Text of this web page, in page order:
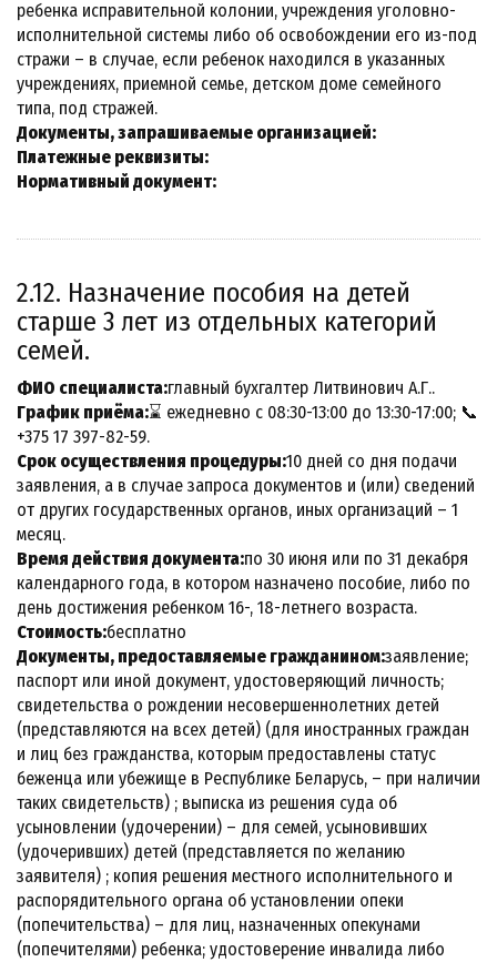
ребенка исправительной колонии, учреждения уголовно-
исполнительной системы либо об освобождении его из-под
стражи – в случае, если ребенок находился в указанных
учреждениях, приемной семье, детском доме семейного
типа, под стражей.
Документы, запрашиваемые организацией:
Платежные реквизиты:
Нормативный документ:
2.12. Назначение пособия на детей
старше 3 лет из отдельных категорий
семей.
ФИО специалиста:главный бухгалтер Литвинович А.Г..
График приёма:⌛ ежедневно с 08:30-13:00 до 13:30-17:00; 📞
+375 17 397-82-59.
Срок осуществления процедуры:10 дней со дня подачи
заявления, а в случае запроса документов и (или) сведений
от других государственных органов, иных организаций – 1
месяц.
Время действия документа:по 30 июня или по 31 декабря
календарного года, в котором назначено пособие, либо по
день достижения ребенком 16-, 18-летнего возраста.
Стоимость:бесплатно
Документы, предоставляемые гражданином:заявление;
паспорт или иной документ, удостоверяющий личность;
свидетельства о рождении несовершеннолетних детей
(представляются на всех детей) (для иностранных граждан
и лиц без гражданства, которым предоставлены статус
беженца или убежище в Республике Беларусь, – при наличии
таких свидетельств) ; выписка из решения суда об
усыновлении (удочерении) – для семей, усыновивших
(удочеривших) детей (представляется по желанию
заявителя) ; копия решения местного исполнительного и
распорядительного органа об установлении опеки
(попечительства) – для лиц, назначенных опекунами
(попечителями) ребенка; удостоверение инвалида либо